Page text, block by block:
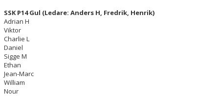
SSK P14 Gul (Ledare: Anders H, Fredrik, Henrik)
Adrian H
Viktor
Charlie L
Daniel
Sigge M
Ethan
Jean-Marc
William
Nour